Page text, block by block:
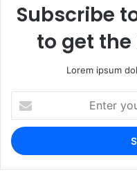
Subscribe
to get
Lorem ipsum